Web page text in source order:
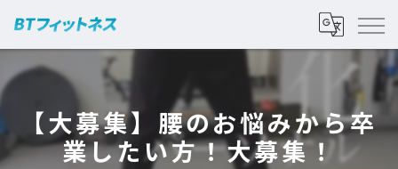
【大募集】腰のお悩みから卒
業したい方！大募集！